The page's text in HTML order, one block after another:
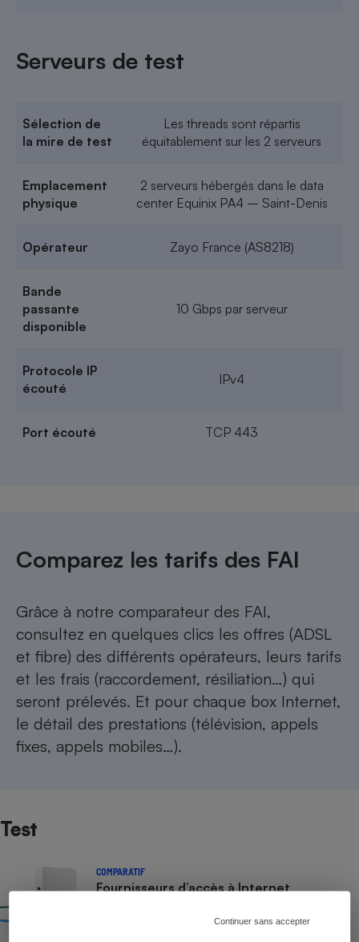
Continuer sans accepter
Serveurs de test
Sélection de
la mire de test
Les threads sont répartis
équitablement sur les 2 serveurs
Emplacement
physique
2 serveurs hébergés dans le data
center Equinix PA4 – Saint-Denis
Opérateur Zayo France (AS8218)
Bande
passante
disponible
10 Gbps par serveur
Protocole IP
écouté
IPv4
Port écouté TCP 443
Comparez les tarifs des FAI
Grâce à notre comparateur des FAI,
consultez en quelques clics les offres (ADSL
et fibre) des différents opérateurs, leurs tarifs
et les frais (raccordement, résiliation…) qui
seront prélevés. Et pour chaque box Internet,
le détail des prestations (télévision, appels
fixes, appels mobiles…).
Test
COMPARATIF
Fournisseurs d’accès à Internet